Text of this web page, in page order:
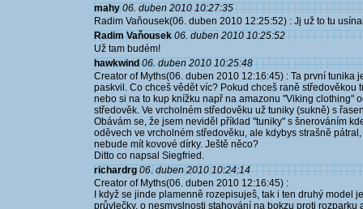
mahy 06. duben 2010 10:27:35
Radim Vaňousek(06. duben 2010 12:25:52) : Jj už to tu
Radim Vaňousek 06. duben 2010 10:25:52
Už tam budém!
hawkwind 06. duben 2010 10:25:48
Creator of Myths(06. duben 2010 12:16:45) : Ta první tunika
paskvil. Co chceš vědět víc? Pokud chceš raně
nebo si na to kup knížku např na amazonu "Viking clothing"
středověk. Ve vrcholném středověku už tuniky (sukně) s
Obávám se, že jsem neviděl příklad "tuniky" s šnerováním
oděvech ve vrcholném středověku, ale kdybys strašně
nebude mít kovové dírky. Ještě něco?
Ditto co napsal Siegfried.
richardrg 06. duben 2010 10:24:14
Creator of Myths(06. duben 2010 12:16:45) :
I když se jinde plamenně rozepisuješ, tak i ten druhý model
průvlečky, o nesmyslnosti stahování na bokzu proti rozparku